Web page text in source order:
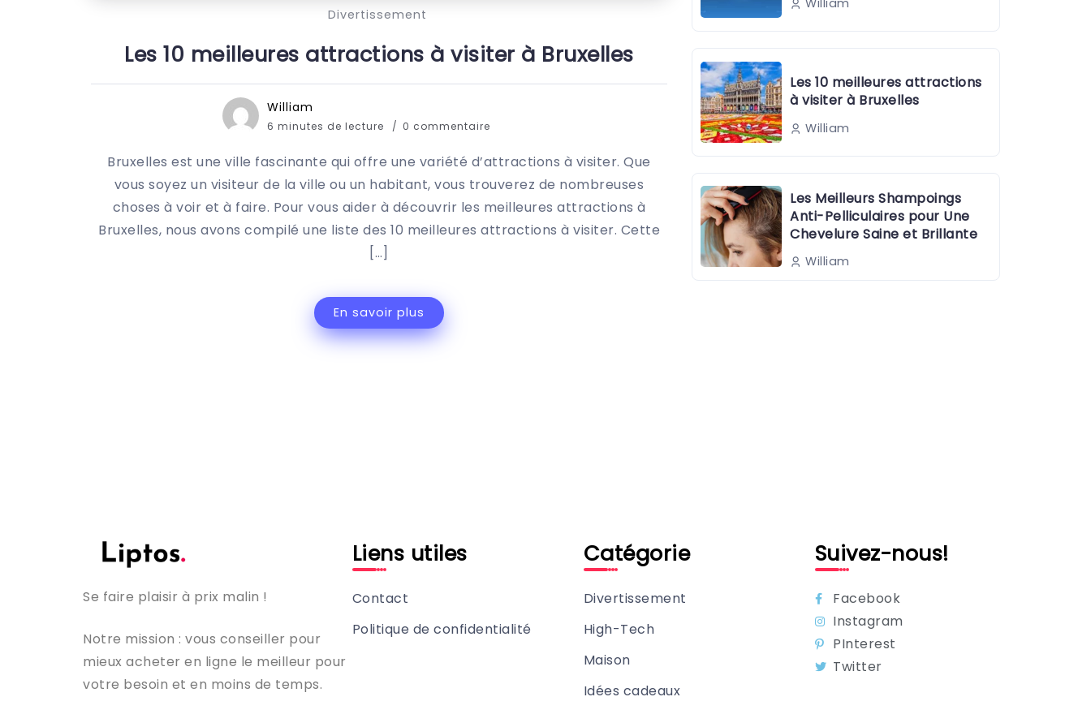
Divertissement
Les 10 meilleures attractions à visiter à Bruxelles
William
6 minutes de lecture 0 commentaire
Bruxelles est une ville fascinante qui offre une variété d’attractions à visiter. Que
vous soyez un visiteur de la ville ou un habitant, vous trouverez de nombreuses
choses à voir et à faire. Pour vous aider à découvrir les meilleures attractions à
Bruxelles, nous avons compilé une liste des 10 meilleures attractions à visiter. Cette
[…]
En savoir plus
William
Les 10 meilleures attractions
à visiter à Bruxelles
William
Les Meilleurs Shampoings
Anti-Pelliculaires pour Une
Chevelure Saine et Brillante
William
Se faire plaisir à prix malin !
Notre mission : vous conseiller pour
mieux acheter en ligne le meilleur pour
votre besoin et en moins de temps.
Liens utiles
Contact
Politique de confidentialité
Catégorie
Divertissement
High-Tech
Maison
Idées cadeaux
Suivez-nous!
Facebook
Instagram
PInterest
Twitter